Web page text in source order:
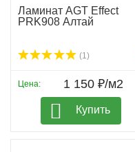
Ламинат AGT Effect
PRK908 Алтай
(1)
Цена: 1 150 ₽/м2
Купить